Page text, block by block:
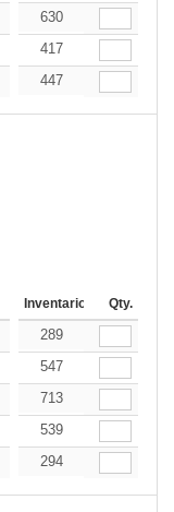
16.20
630
16.20
417
18.73
447
144-287 288 +
Inventario Qty.
16.20
289
16.20
547
16.20
713
16.20
539
18.73
294